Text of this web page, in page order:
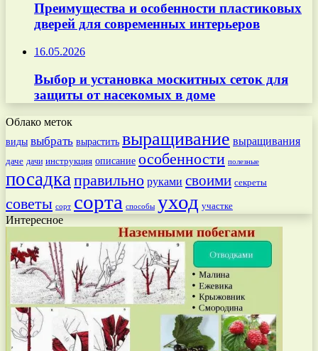
Преимущества и особенности пластиковых
дверей для современных интерьеров
16.05.2026
Выбор и установка москитных сеток для
защиты от насекомых в доме
Облако меток
виды выбрать вырастить выращивание выращивания
даче дачи инструкция описание особенности полезные
посадкаправильно руками своими секреты
советы сорт сорта способы уход участке
Интересное